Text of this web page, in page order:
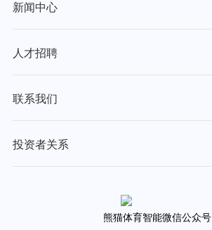
新闻中心
人才招聘
联系我们
投资者关系
熊猫体育智能微信公众号